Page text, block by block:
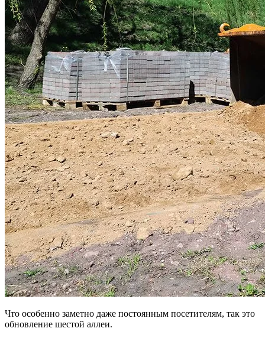
Что особенно заметно даже постоянным посетителям, так это
обновление шестой аллеи.